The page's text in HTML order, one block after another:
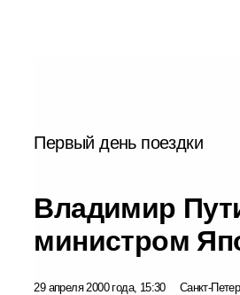
Первый день поездки
Владимир
министром
29 апреля 2000 года, 15:30 Санкт-